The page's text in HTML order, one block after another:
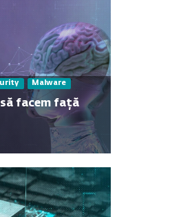
recente
Multimedia
Despre
noi
Contact
Malware
facem față